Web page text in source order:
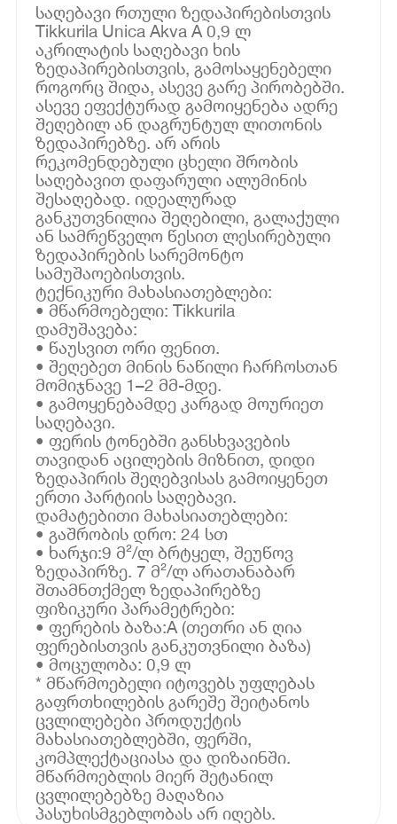
საღებავი რთული ზედაპირებისთვის
Tikkurila Unica Akva A 0,9 ლ
აკრილატის საღებავი ხის
ზედაპირებისთვის, გამოსაყენებელი
როგორც შიდა, ასევე გარე პირობებში.
ასევე ეფექტურად გამოიყენება ადრე
შეღებილ ან დაგრუნტულ ლითონის
ზედაპირებზე. არ არის
რეკომენდებული ცხელი შრობის
საღებავით დაფარული ალუმინის
შესაღებად. იდეალურად
განკუთვნილია შეღებილი, გალაქული
ან სამრეწველო წესით ლესირებული
ზედაპირების სარემონტო
სამუშაოებისთვის.
ტექნიკური მახასიათებლები:
• მწარმოებელი: Tikkurila
დამუშავება:
• წაუსვით ორი ფენით.
• შეღებეთ მინის ნაწილი ჩარჩოსთან
მომიჯნავე 1–2 მმ-მდე.
• გამოყენებამდე კარგად მოურიეთ
საღებავი.
• ფერის ტონებში განსხვავების
თავიდან აცილების მიზნით, დიდი
ზედაპირის შეღებვისას გამოიყენეთ
ერთი პარტიის საღებავი.
დამატებითი მახასიათებლები:
• გაშრობის დრო: 24 სთ
• ხარჯი:9 მ²/ლ ბრტყელ, შეუწოვ
ზედაპირზე. 7 მ²/ლ არათანაბარ
შთამნთქმელ ზედაპირებზე
ფიზიკური პარამეტრები:
• ფერების ბაზა:A (თეთრი ან ღია
ფერებისთვის განკუთვნილი ბაზა)
• მოცულობა: 0,9 ლ
* მწარმოებელი იტოვებს უფლებას
გაფრთხილების გარეშე შეიტანოს
ცვლილებები პროდუქტის
მახასიათებლებში, ფერში,
კომპლექტაციასა და დიზაინში.
მწარმოებლის მიერ შეტანილ
ცვლილებებზე მაღაზია
პასუხისმგებლობას არ იღებს.